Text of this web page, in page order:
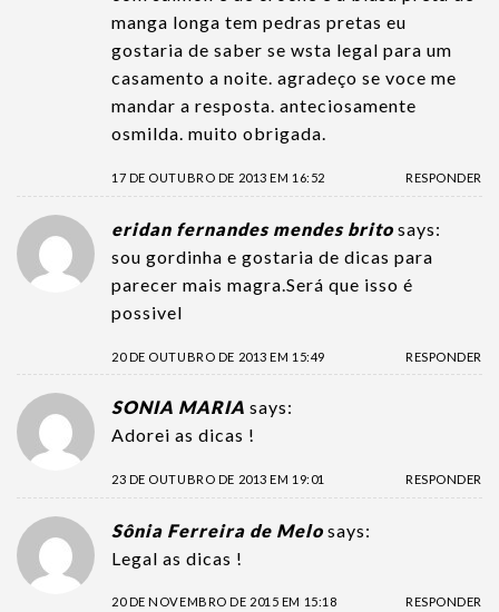
manga longa tem pedras pretas eu
gostaria de saber se wsta legal para um
casamento a noite. agradeço se voce me
mandar a resposta. anteciosamente
osmilda. muito obrigada.
17 DE OUTUBRO DE 2013 EM 16:52 RESPONDER
eridan fernandes mendes brito says:
sou gordinha e gostaria de dicas para
parecer mais magra.Será que isso é
possivel
20 DE OUTUBRO DE 2013 EM 15:49 RESPONDER
SONIA MARIA says:
Adorei as dicas !
23 DE OUTUBRO DE 2013 EM 19:01 RESPONDER
Sônia Ferreira de Melo says:
Legal as dicas !
20 DE NOVEMBRO DE 2015 EM 15:18 RESPONDER